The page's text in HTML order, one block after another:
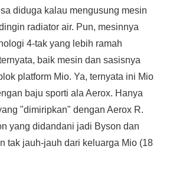
diduga kalau mengusung mesin
radiator air. Pun, mesinnya
4-tak yang lebih ramah
baik mesin dan sasisnya
platform Mio. Ya, ternyata ini Mio
baju sporti ala Aerox. Hanya
"dimiripkan" dengan Aerox R.
yang didandani jadi Byson dan
tak jauh-jauh dari keluarga Mio (18